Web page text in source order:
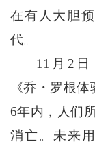
在有人大胆
代。
11月2日
《乔・罗根
6年内，人们
消亡。未来